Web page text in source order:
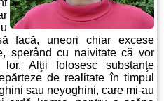
facă, uneori chiar excese
sperând cu naivitate că vor
Alţii folosesc substanţe
de realitate în timpul
sau neyoghini, care mi-au